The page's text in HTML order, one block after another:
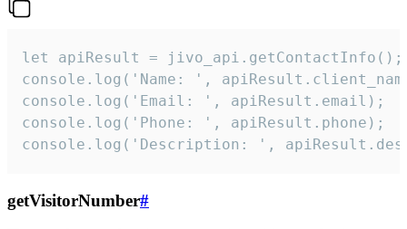
let apiResult = jivo_api.getContactInfo();
console.log('Name: ',
console.log('Email: ', apiResult.email);
console.log('Phone: ', apiResult.phone);
console.log('Description: ',
getVisitorNumber#